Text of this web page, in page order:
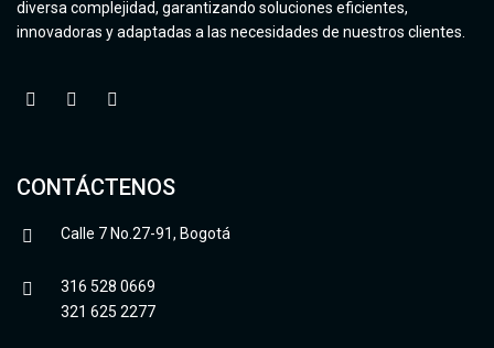
diversa complejidad, garantizando soluciones eficientes,
innovadoras y adaptadas a las necesidades de nuestros clientes.
CONTÁCTENOS
Calle 7 No.27-91, Bogotá
316 528 0669
321 625 2277